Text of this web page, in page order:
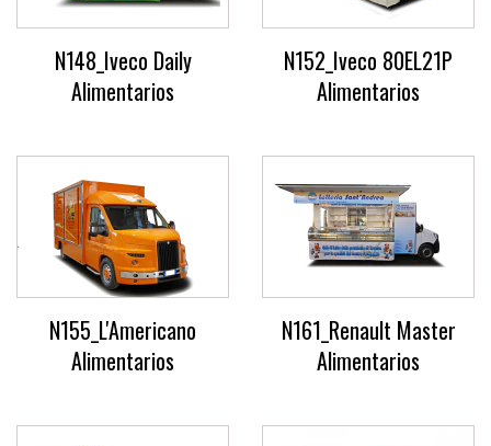
N148_Iveco Daily
Alimentarios
N152_Iveco 80EL21P
Alimentarios
N155_L'Americano
Alimentarios
N161_Renault Master
Alimentarios